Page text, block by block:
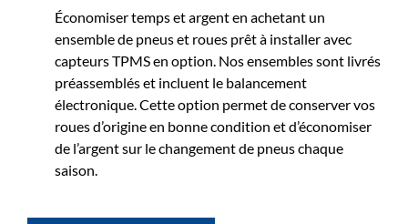
Économiser temps et argent en achetant un
ensemble de pneus et roues prêt à installer avec
capteurs TPMS en option. Nos ensembles sont livrés
préassemblés et incluent le balancement
électronique. Cette option permet de conserver vos
roues d’origine en bonne condition et d’économiser
de l’argent sur le changement de pneus chaque
saison.